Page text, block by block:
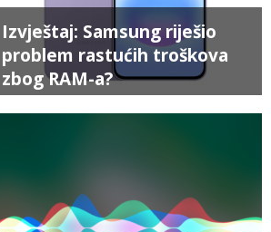
Izvještaj: Samsung riješio
problem rastućih troškova
zbog RAM-a?